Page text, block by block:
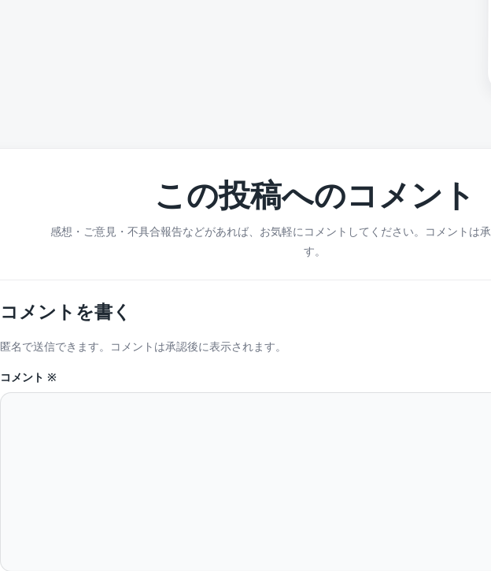
この投稿へのコメント
感想・ご意見・不具合報告などがあれば、お気軽にコメントしてください。コメントは
す。
コメントを書く
匿名で送信できます。コメントは承認後に表示されます。
コメント ※